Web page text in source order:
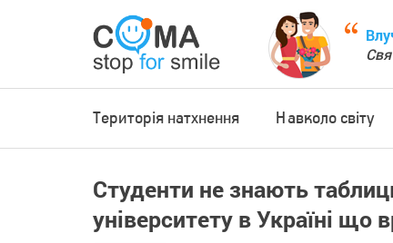
Територія натхнення Навколо світу
Студенти не знають
університету в Україні що